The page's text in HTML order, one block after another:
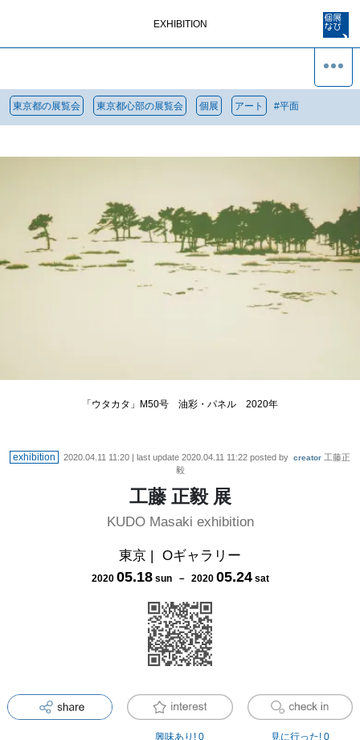
EXHIBITION
東京都の展覧会 東京都心部の展覧会 個展 アート #平面
「ウタカタ」M50号 油彩・パネル 2020年
exhibition 2020.04.11 11:20 | last update 2020.04.11 11:22 posted by creator 工藤正
毅
工藤 正毅 展
KUDO Masaki exhibition
東京 | Oギャラリー
2020 05.18 sun－ 2020 05.24 sat
興味あり! 0 見に行った! 0